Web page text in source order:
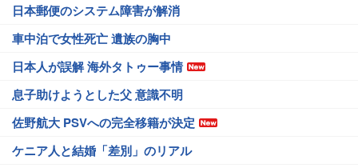
日本郵便のシステム障害が解消
車中泊で女性死亡 遺族の胸中
日本人が誤解 海外タトゥー事情
息子助けようとした父 意識不明
佐野航大 PSVへの完全移籍が決定
ケニア人と結婚「差別」のリアル